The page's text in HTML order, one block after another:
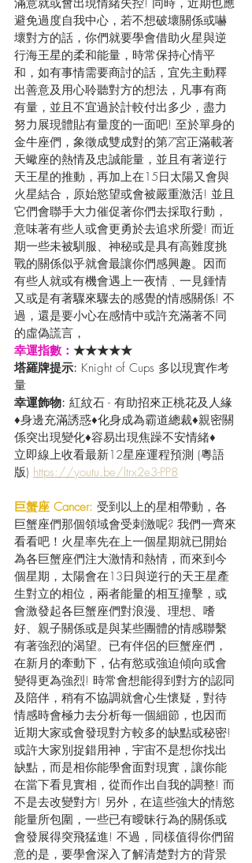
滿意就或會出現情緒失控! 同時，近期也應
避免過度自我中心，若不想破壞關係或嚇
壞對方的話，你們就要學會借助火星與逆
行海王星的柔和能量，時常保持心情平
和，如有事情需要商討的話，宜先主動釋
出善意及用心聆聽對方的想法，凡事有商
有量，並且不宜過於計較付出多少，盡力
努力展現體貼有量度的一面吧! 至於單身的
金牛座們，象徵成雙成對的第7宮正滿載著
天蠍座的熱情及忠誠能量，並且有著逆行
天王星的推動，再加上在15日太陽又會與
火星結合，原始慾望或會被嚴重激活! 並且
它們會聯手大力催促著你們去採取行動，
意味著有些人或會更勇於去追求所愛! 而近
期一些未被馴服、神秘或是具有高難度挑
戰的關係似乎就會最讓你們感興趣。因而
有些人就或有機會遇上一夜情﹑一見鍾情
又或是有著驟來驟去的感覺的情感關係! 不
過，還是要小心在感情中或許充滿著不同
的虛偽謊言，
幸運指數： ★★★★★
塔羅牌提示: Knight of Cups 多以現實作考
量
幸運飾物: 紅紋石 - 有助招來正桃花及人緣
♦身邊充滿誘惑♦化身成為霸道總裁♦親密關
係突出現變化♦容易出現焦躁不安情緒♦
立即線上收看最新12星座運程預測 (粵語
版) https://youtu.be/ltrx2e3-PP8
巨蟹座 Cancer: 受到以上的星相帶動，各
巨蟹座們那個領域會受刺激呢? 我們一齊來
看看吧！火星率先在上一個星期就已開始
為各巨蟹座們注大激情和熱情，而來到今
個星期，太陽會在13日與逆行的天王星產
生對立的相位，兩者能量的相互撞擊，或
會激發起各巨蟹座們對浪漫、理想、嗜
好、親子關係或是與某些團體的情感聯繫
有著強烈的渴望。已有伴侶的巨蟹座們，
在新月的牽動下，佔有慾或強迫傾向或會
變得更為強烈! 時常會想能得到對方的認同
及陪伴，稍有不協調就會心生懷疑，對待
情感時會極力去分析每一個細節，也因而
近期大家或會發現對方較多的缺點或秘密!
或許大家別捉錯用神，宇宙不是想你找出
缺點，而是相你能學會面對現實，讓你能
在當下看見實相，從而作出自我的調整! 而
不是去改變對方! 另外，在這些強大的情慾
能量所包圍，一些已有曖昧行為的關係或
會發展得突飛猛進! 不過，同樣值得你們留
意的是，要學會深入了解清楚對方的背景